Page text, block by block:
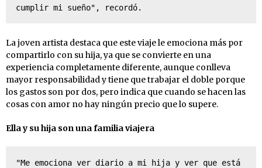
cumplir mi sueño", recordó.
La joven artista destaca que este viaje le emociona más por
compartirlo con su hija, ya que se convierte en una
experiencia completamente diferente, aunque conlleva
mayor responsabilidad y tiene que trabajar el doble porque
los gastos son por dos, pero indica que cuando se hacen las
cosas con amor no hay ningún precio que lo supere.
Ella y su hija son una familia viajera
"Me emociona ver diario a mi hija y ver que está